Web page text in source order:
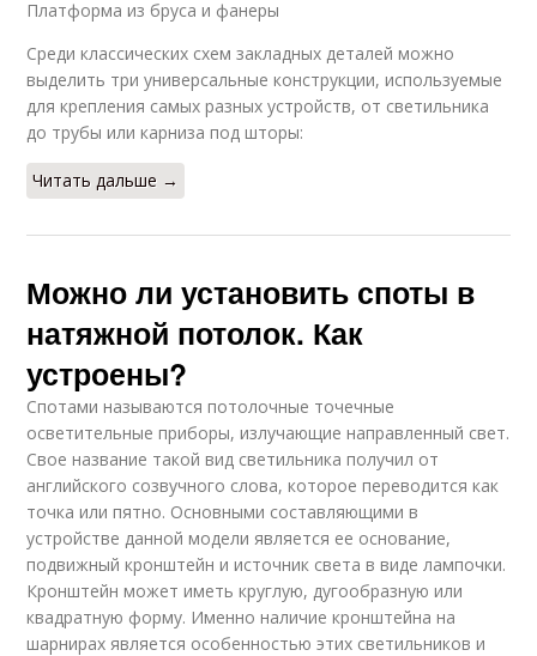
Платформа из бруса и фанеры
Среди классических схем закладных деталей можно
выделить три универсальные конструкции, используемые
для крепления самых разных устройств, от светильника
до трубы или карниза под шторы:
Читать дальше →
Можно ли установить споты в
натяжной потолок. Как
устроены?
Спотами называются потолочные точечные
осветительные приборы, излучающие направленный свет.
Свое название такой вид светильника получил от
английского созвучного слова, которое переводится как
точка или пятно. Основными составляющими в
устройстве данной модели является ее основание,
подвижный кронштейн и источник света в виде лампочки.
Кронштейн может иметь круглую, дугообразную или
квадратную форму. Именно наличие кронштейна на
шарнирах является особенностью этих светильников и